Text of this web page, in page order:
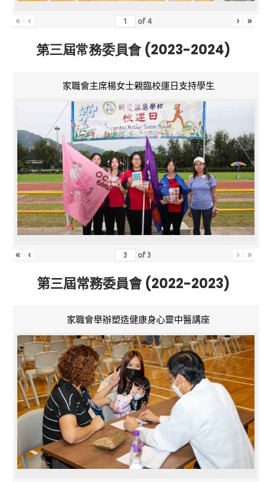
« ‹ of 4 › »
第三屆常務委員會 (2023-2024)
家職會主席楊女士親臨校運日支持學生
« ‹ of3 › »
第三屆常務委員會 (2022-2023)
家職會舉辦塑造健康身心靈中醫講座